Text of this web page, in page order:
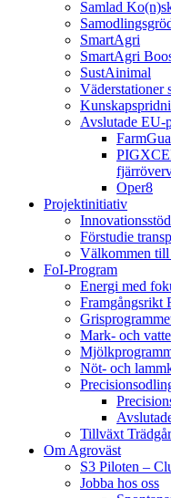
Samlad
SmartAgri
SmartAgri
SustAinimal
Väderstationer
Avslutade EU-
Oper8
Projektinitiativ
Förstudie
Välkommen
FoI-Program
Energi med
Framgångsrikt
Mark- och
Nöt- och
Tillväxt
Om Agroväst
S3 Piloten –
Jobba hos oss